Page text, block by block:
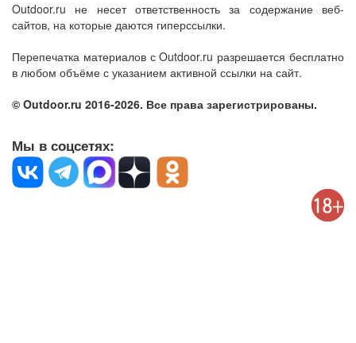
Outdoor.ru не несет ответственность за содержание веб-
сайтов, на которые даются гиперссылки.
Перепечатка материалов с Outdoor.ru разрешается бесплатно
в любом объёме с указанием активной ссылки на сайт.
© Outdoor.ru 2016-2026. Все права зарегистрированы.
Мы в соцсетях: